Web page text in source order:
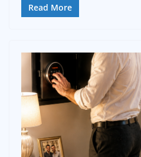
Read More